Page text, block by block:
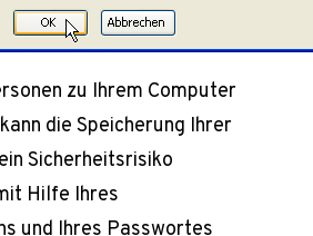
zu Ihrem Computer
die Speicherung Ihrer
Sicherheitsrisiko
Hilfe Ihres
und Ihres Passwortes